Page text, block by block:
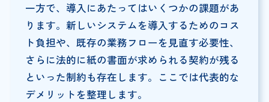
一方で、導入にあたってはいくつかの課題があ
ります。新しいシステムを導入するためのコス
ト負担や、既存の業務フローを見直す必要性、
さらに法的に紙の書面が求められる契約が残る
といった制約も存在します。ここでは代表的な
デメリットを整理します。